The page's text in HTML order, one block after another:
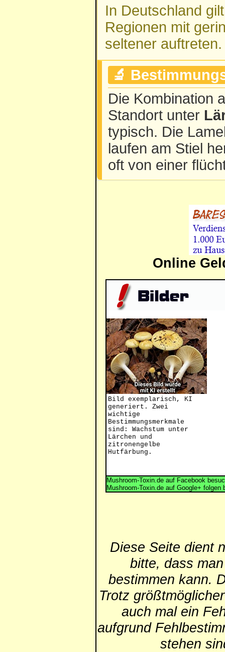
In Deutschland
Regionen mit
seltener auftreten.
🔬
Die Kombination
Standort unter
typisch. Die
laufen am Stiel
oft von einer
Online
Bild exemplarisch, KI
generiert. Zwei
wichtige
Bestimmungsmerkmale
sind: Wachstum unter
Lärchen und
zitronengelbe
Hutfärbung.
Mushroom-Toxin.de auf Facebook
Mushroom-Toxin.de auf Google+ folgen
Diese Seite dient
bitte, dass
bestimmen kann.
Trotz
auch mal ein
aufgrund
stehen